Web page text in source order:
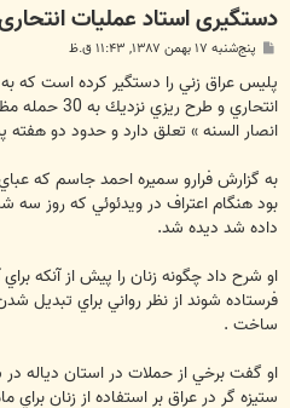
دستگیری استاد عملیات
س
ت
پنج‌شنبه ۱۷ بهمن ۱۳۸۷, ۱۱:۴۳ ق.ظ
انتحاري و
انصار السنه » تعلق دارد و حدود دو
به گزارش فرارو سميره احمد جاسم كه
بود هنگام اعتراف در ويدئوئي كه روز سه
داده شد ديده شد.
او شرح داد چگونه زنان را پيش از آنكه
فرستاده شوند از نظر رواني براي تبديل
ساخت .
او گفت برخي از حملات در استان دياله
ستيزه گر در عراق بر استفاده از زنان براي